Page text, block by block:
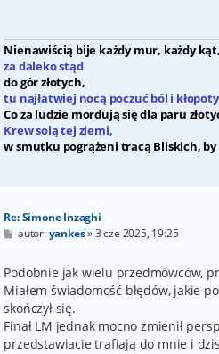
Nienawiścią bije każdy mur, każdy kąt,
za daleko stąd
do gór złotych,
tu najłatwiej nocą poczuć ból i
Co za ludzie mordują się dla paru
Krew solą tej ziemi,
w smutku pogrążeni tracą Bliskich, by
Re: Simone Inzaghi
P
t
autor:yankes»3 cze 2025, 19:25
Podobnie jak wielu przedmówców,
Miałem świadomość błędów, jakie
skończył się.
Finał LM jednak mocno zmienił
przedstawiacie trafiają do mnie i